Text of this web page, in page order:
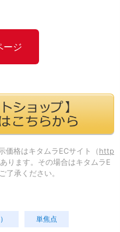
ージ
価格はキタムラECサイト（ http
ります。その場合はキタムラE
了承ください。
単焦点